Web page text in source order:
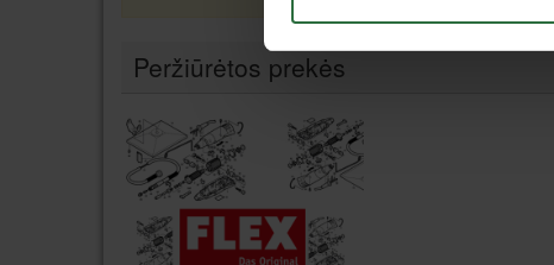
Peržiūrėtos prekės